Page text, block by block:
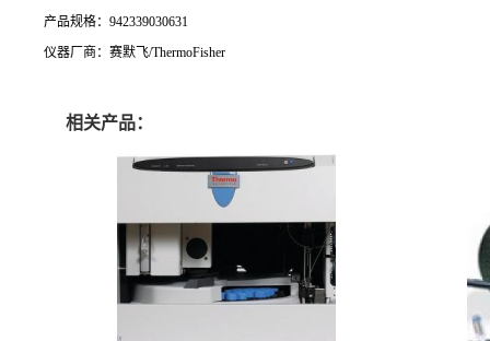
产品规格：942339030631
仪器厂商：赛默飞/ThermoFisher
相关产品：